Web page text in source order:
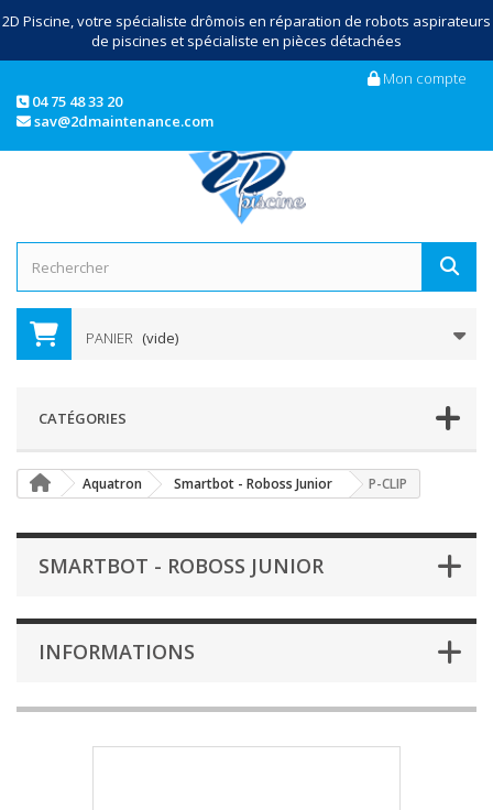
2D Piscine, votre spécialiste drômois en réparation de robots aspirateurs
de piscines et spécialiste en pièces détachées
Mon compte
04 75 48 33 20
sav@2dmaintenance.com
PANIER (vide)
CATÉGORIES
Aquatron Smartbot - Roboss Junior P-CLIP
SMARTBOT - ROBOSS JUNIOR
INFORMATIONS